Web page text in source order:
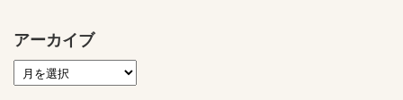
アーカイブ